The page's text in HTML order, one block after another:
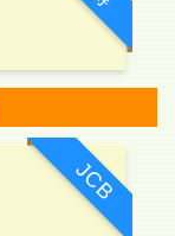
JCB